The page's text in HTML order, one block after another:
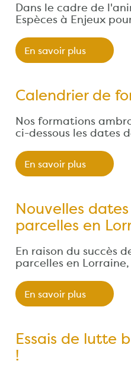
Dans le cadre de
Espèces à Enjeux
En savoir plus
Calendrier de
Nos formations
ci-dessous les dates
En savoir plus
Nouvelles
parcelles en
En raison du succès
parcelles en
En savoir plus
Essais de lutte
!